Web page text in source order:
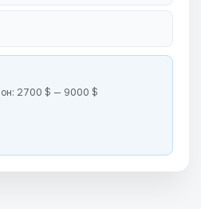
2700 $ — 9000 $